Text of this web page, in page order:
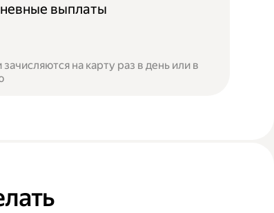
выплаты
на карту раз в день или в